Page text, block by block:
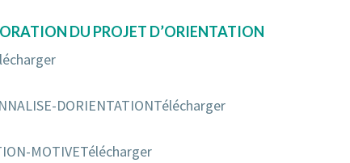
DU PROJET D’ORIENTATION
DORIENTATIONTélécharger
MOTIVETélécharger